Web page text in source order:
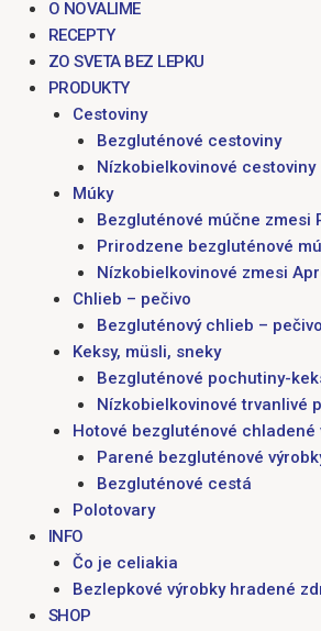
O NOVALIME
RECEPTY
ZO SVETA BEZ LEPKU
PRODUKTY
Cestoviny
Bezgluténové cestoviny
Nízkobielkovinové cestoviny
Múky
Bezgluténové múčne zmesi
Prirodzene bezgluténové
Nízkobielkovinové zmesi
Chlieb – pečivo
Bezgluténový chlieb – pečivo
Keksy, müsli, sneky
Bezgluténové pochutiny-
Nízkobielkovinové trvanlivé
Hotové bezgluténové chladené
Parené bezgluténové
Bezgluténové cestá
Polotovary
INFO
Čo je celiakia
Bezlepkové výrobky hradené
SHOP